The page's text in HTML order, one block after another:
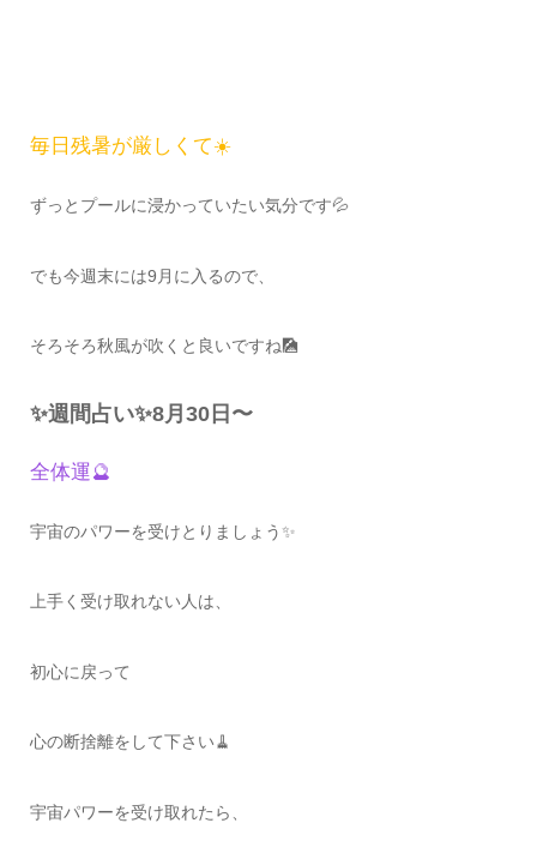
毎日残暑が厳しくて☀️
ずっとプールに浸かっていたい気分です💦
でも今週末には9月に入るので、
そろそろ秋風が吹くと良いですね🎑
✨週間占い✨8月30日〜
全体運🔮
宇宙のパワーを受けとりましょう✨
上手く受け取れない人は、
初心に戻って
心の断捨離をして下さい🧹
宇宙パワーを受け取れたら、